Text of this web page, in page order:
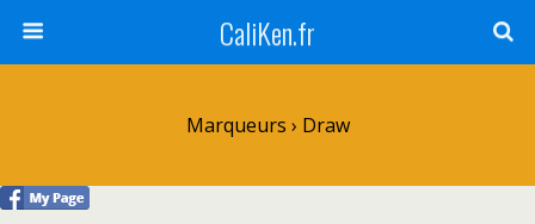
CaliKen.fr
Marqueurs › Draw